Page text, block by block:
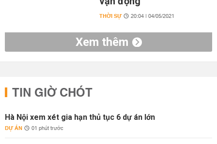
THỜI SỰ 20:04 | 04/05/2021
Xem thêm
TIN GIỜ CHÓT
Hà Nội xem xét gia hạn thủ tục 6 dự án lớn
DỰ ÁN 01 phút trước